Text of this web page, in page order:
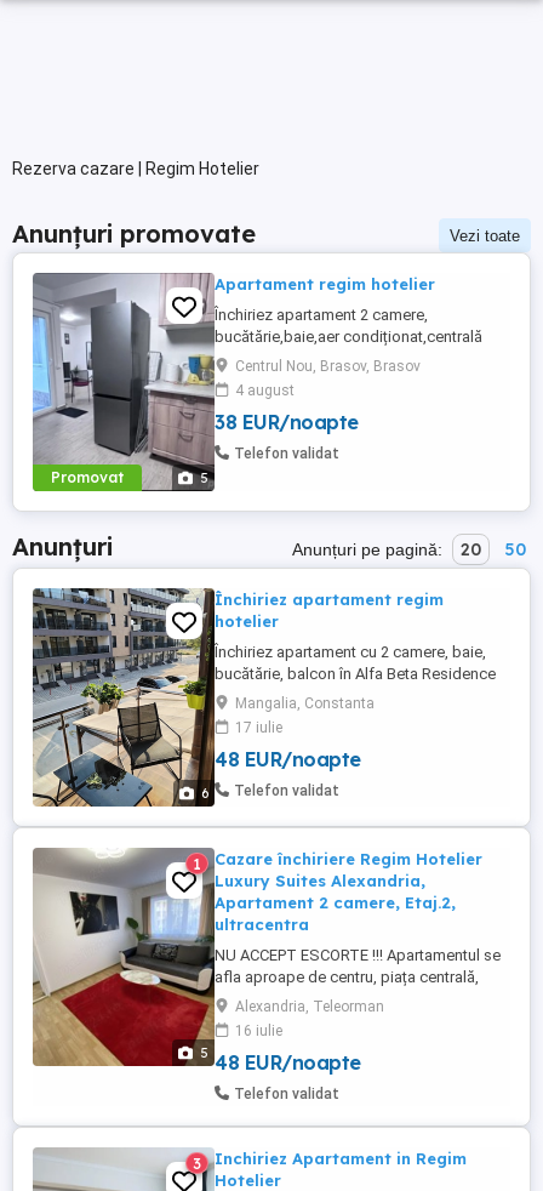
Rezerva cazare | Regim Hotelier
Anunțuri promovate Vezi toate
Promovat 5
Apartament regim hotelier
Închiriez apartament 2 camere,
bucătărie,baie,aer condiționat,centrală
complet utilat în regim hotelier zona
Coresi prețuri începând de la 200 ron
Centrul Nou, Brasov, Brasov
4 august
38 EUR/noapte
Telefon validat
Anunțuri Anunțuri pe pagină: 20 50
6
Închiriez apartament regim
hotelier
Închiriez apartament cu 2 camere, baie,
bucătărie, balcon în Alfa Beta Residence
Saturn. Preț în funcție de perioada
Mangalia, Constanta
17 iulie
48 EUR/noapte
Telefon validat
5
1
Cazare închiriere Regim Hotelier
Luxury Suites Alexandria,
Apartament 2 camere, Etaj.2,
ultracentra
NU ACCEPT ESCORTE !!! Apartamentul se
afla aproape de centru, piața centrală,
farmacii, Profi, Penny, Carrefour, Cinema.
Se poate închiria pe 24 ore cu suma de
250 lei sau pe 3 ore cu suma de 150 lei. -
Centrală proprie, -Frigider, -Mașină de
spălat, -Cuptor cu microunde, -Veselă
Alexandria, Teleorman
16 iulie
48 EUR/noapte
Telefon validat
3
Inchiriez Apartament in Regim
Hotelier